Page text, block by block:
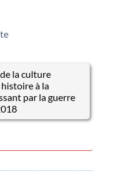
la culture
à la
par la guerre